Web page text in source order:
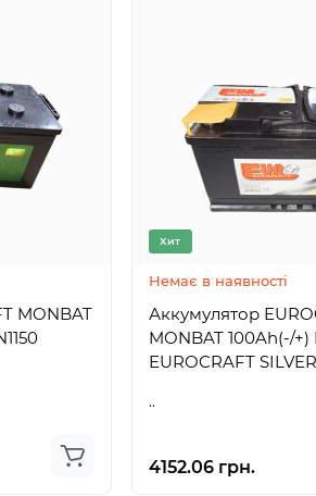
MONBAT
Хит
Немає в наявності
Аккумулятор
MONBAT 100Ah(-/
EUROCRAFT
..
4152.06 грн.